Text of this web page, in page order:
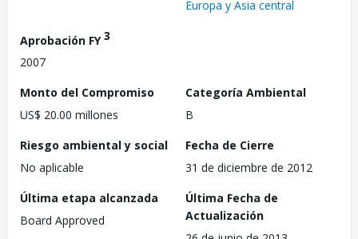
Europa y Asia central
Aprobación FY3
2007
Monto del Compromiso
US$ 20.00 millones
Categoría Ambiental
B
Riesgo ambiental y social
No aplicable
Fecha de Cierre
31 de diciembre de 2012
Última etapa alcanzada
Board Approved
Última Fecha de
Actualización